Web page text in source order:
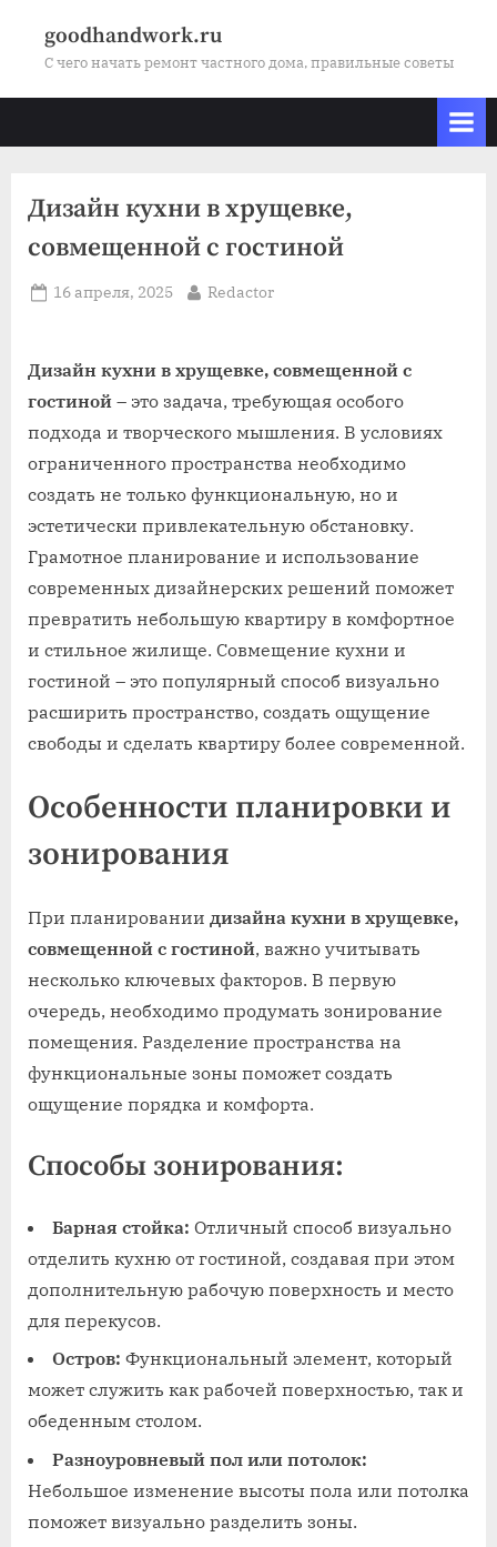
goodhandwork.ru
С чего начать ремонт частного дома, правильные советы
Дизайн кухни в хрущевке,
совмещенной с гостиной
Posted
16 апреля, 2025 By
Redactor
Дизайн кухни в хрущевке, совмещенной с
гостиной – это задача, требующая особого
подхода и творческого мышления. В условиях
ограниченного пространства необходимо
создать не только функциональную, но и
эстетически привлекательную обстановку.
Грамотное планирование и использование
современных дизайнерских решений поможет
превратить небольшую квартиру в комфортное
и стильное жилище. Совмещение кухни и
гостиной – это популярный способ визуально
расширить пространство, создать ощущение
свободы и сделать квартиру более современной.
Особенности планировки и
зонирования
При планировании дизайна кухни в хрущевке,
совмещенной с гостиной, важно учитывать
несколько ключевых факторов. В первую
очередь, необходимо продумать зонирование
помещения. Разделение пространства на
функциональные зоны поможет создать
ощущение порядка и комфорта.
Способы зонирования:
Барная стойка: Отличный способ визуально
отделить кухню от гостиной, создавая при этом
дополнительную рабочую поверхность и место
для перекусов.
Остров: Функциональный элемент, который
может служить как рабочей поверхностью, так и
обеденным столом.
Разноуровневый пол или потолок:
Небольшое изменение высоты пола или потолка
поможет визуально разделить зоны.